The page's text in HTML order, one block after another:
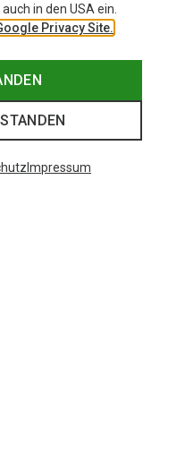
in den USA ein.
Privacy Site.
Impressum